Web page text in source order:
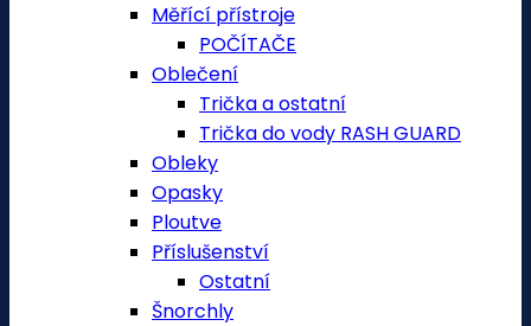
Měřící přístroje
POČÍTAČE
Oblečení
Trička a ostatní
Trička do vody RASH GUARD
Obleky
Opasky
Ploutve
Příslušenství
Ostatní
Šnorchly